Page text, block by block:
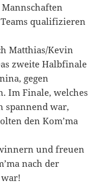
qualifizieren
Matthias/Kevin
zweite Halbfinale
gegen
Im Finale, welches
spannend war,
den Kom’ma
und freuen
nach der